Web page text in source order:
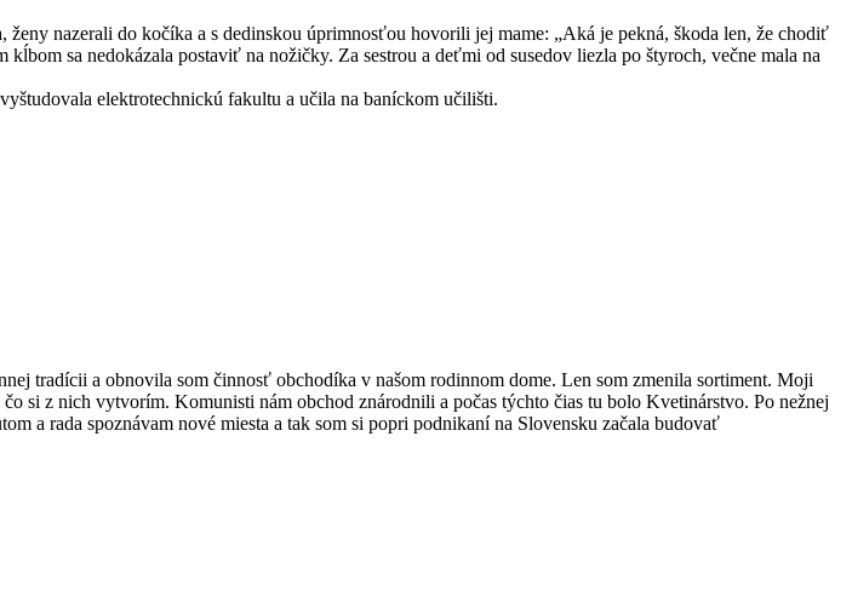
nazerali do kočíka a s dedinskou úprimnosťou hovorili jej mame: „Aká je pekná, škoda len, že chodiť
sa nedokázala postaviť na nožičky. Za sestrou a deťmi od susedov liezla po štyroch, večne mala na
elektrotechnickú fakultu a učila na baníckom učilišti.
tradícii a obnovila som činnosť obchodíka v našom rodinnom dome. Len som zmenila sortiment. Moji
si z nich vytvorím. Komunisti nám obchod znárodnili a počas týchto čias tu bolo Kvetinárstvo. Po nežnej
a rada spoznávam nové miesta a tak som si popri podnikaní na Slovensku začala budovať